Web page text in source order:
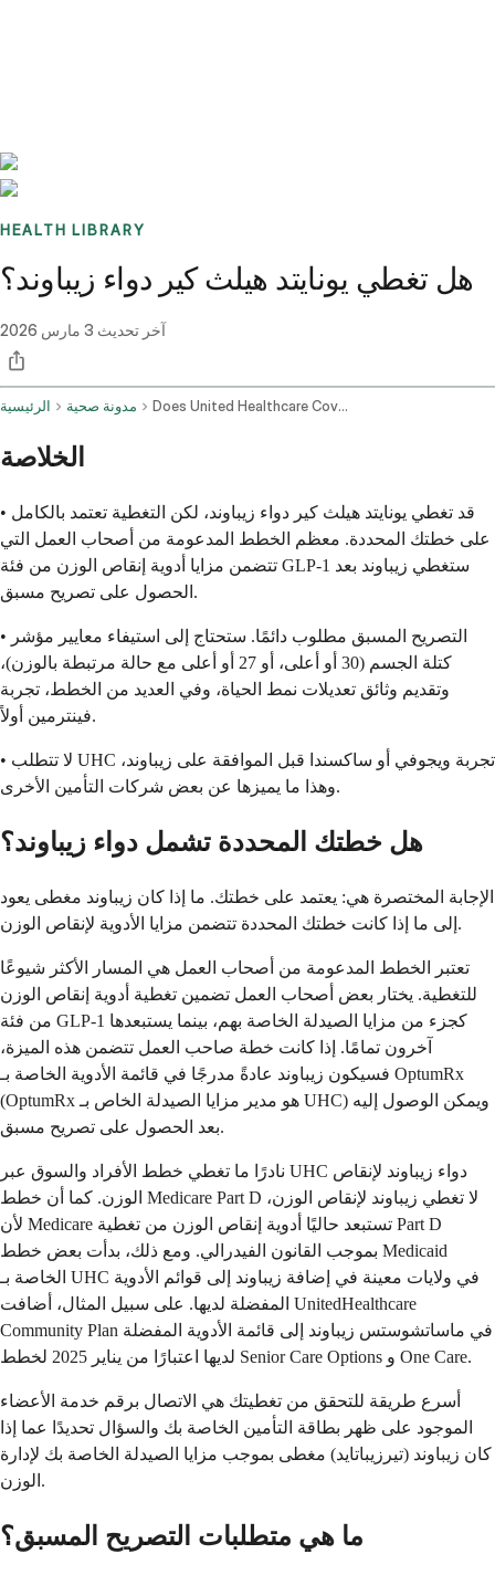
HEALTH LIBRARY
هل تغطي يونايتد هيلث كير دواء زيباوند؟
آخر تحديث 3 مارس 2026
الرئيسية مدونة صحية Does United Healthcare Cover Zepbound
الخلاصة
• قد تغطي يونايتد هيلث كير دواء زيباوند، لكن التغطية تعتمد بالكامل
على خطتك المحددة. معظم الخطط المدعومة من أصحاب العمل التي
تتضمن مزايا أدوية إنقاص الوزن من فئة GLP-1 ستغطي زيباوند بعد
الحصول على تصريح مسبق.
• التصريح المسبق مطلوب دائمًا. ستحتاج إلى استيفاء معايير مؤشر
كتلة الجسم (30 أو أعلى، أو 27 أو أعلى مع حالة مرتبطة بالوزن)،
وتقديم وثائق تعديلات نمط الحياة، وفي العديد من الخطط، تجربة
فينترمين أولاً.
• لا تتطلب UHC تجربة ويجوفي أو ساكسندا قبل الموافقة على زيباوند،
وهذا ما يميزها عن بعض شركات التأمين الأخرى.
هل خطتك المحددة تشمل دواء زيباوند؟
الإجابة المختصرة هي: يعتمد على خطتك. ما إذا كان زيباوند مغطى يعود
إلى ما إذا كانت خطتك المحددة تتضمن مزايا الأدوية لإنقاص الوزن.
تعتبر الخطط المدعومة من أصحاب العمل هي المسار الأكثر شيوعًا
للتغطية. يختار بعض أصحاب العمل تضمين تغطية أدوية إنقاص الوزن
من فئة GLP-1 كجزء من مزايا الصيدلة الخاصة بهم، بينما يستبعدها
آخرون تمامًا. إذا كانت خطة صاحب العمل تتضمن هذه الميزة،
فسيكون زيباوند عادةً مدرجًا في قائمة الأدوية الخاصة بـ OptumRx
(OptumRx هو مدير مزايا الصيدلة الخاص بـ UHC) ويمكن الوصول إليه
بعد الحصول على تصريح مسبق.
نادرًا ما تغطي خطط الأفراد والسوق عبر UHC دواء زيباوند لإنقاص
الوزن. كما أن خطط Medicare Part D لا تغطي زيباوند لإنقاص الوزن،
لأن Medicare تستبعد حاليًا أدوية إنقاص الوزن من تغطية Part D
بموجب القانون الفيدرالي. ومع ذلك، بدأت بعض خطط Medicaid
الخاصة بـ UHC في ولايات معينة في إضافة زيباوند إلى قوائم الأدوية
المفضلة لديها. على سبيل المثال، أضافت UnitedHealthcare
Community Plan في ماساتشوستس زيباوند إلى قائمة الأدوية المفضلة
لديها اعتبارًا من يناير 2025 لخطط Senior Care Options و One Care.
أسرع طريقة للتحقق من تغطيتك هي الاتصال برقم خدمة الأعضاء
الموجود على ظهر بطاقة التأمين الخاصة بك والسؤال تحديدًا عما إذا
كان زيباوند (تيرزيباتايد) مغطى بموجب مزايا الصيدلة الخاصة بك لإدارة
الوزن.
ما هي متطلبات التصريح المسبق؟